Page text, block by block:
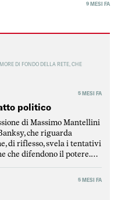
9 MESI FA
DI FONDO DELLA RETE, CHE
5 MESI FA
politico
di Massimo Mantellini
che riguarda
di riflesso, svela i tentativi
che difendono il potere.
[…]
5 MESI FA